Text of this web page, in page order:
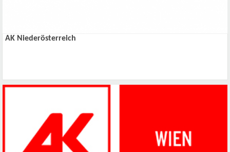
AK Niederösterreich